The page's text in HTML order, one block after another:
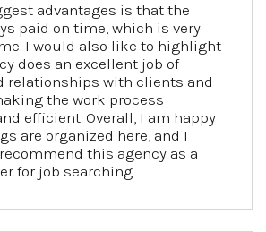
advantages is that the
paid on time, which is very
I would also like to highlight
does an excellent job of
relationships with clients and
the work process
efficient. Overall, I am happy
are organized here, and I
this agency as a
for job searching